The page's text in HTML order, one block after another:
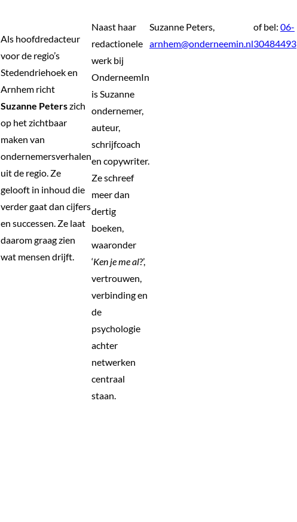
Als hoofdredacteur
voor de regio’s
Stedendriehoek en
Arnhem richt
Suzanne Peterszich
op het zichtbaar
maken van
ondernemersverhalen
uit de regio. Ze
gelooft in inhoud die
verder gaat dan cijfers
en successen. Ze laat
daarom graag zien
wat mensen drijft.
Naast haar
redactionele
werk bij
OnderneemIn
is Suzanne
ondernemer,
auteur,
schrijfcoach
en copywriter.
Ze schreef
meer dan
dertig
boeken,
waaronder
‘Ken je me al?’,
vertrouwen,
verbinding en
de
psychologie
achter
netwerken
centraal
staan.
Suzanne Peters,
arnhem@onderneemin.nl
of bel: 06-
30484493